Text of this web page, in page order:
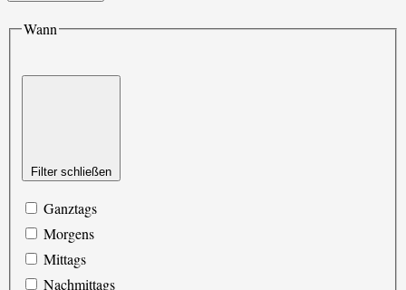
Wann
Filter schließen
Ganztags
Morgens
Mittags
Nachmittags